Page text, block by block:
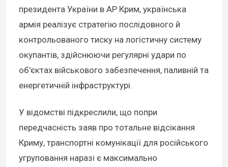
президента України в АР Крим, українська
армія реалізує стратегію послідовного й
контрольованого тиску на логістичну систему
окупантів, здійснюючи регулярні удари по
об'єктах військового забезпечення, паливній та
енергетичній інфраструктурі.
У відомстві підкреслили, що попри
передчасність заяв про тотальне відсікання
Криму, транспортні комунікації для російського
угруповання наразі є максимально